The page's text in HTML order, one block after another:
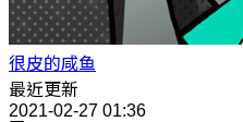
很皮的咸鱼
最近更新
2021-02-27 01:36